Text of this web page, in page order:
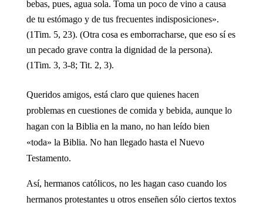
bebas, pues, agua sola. Toma un poco de vino a causa
de tu estómago y de tus frecuentes indisposiciones».
(1Tim. 5, 23). (Otra cosa es emborracharse, que eso sí es
un pecado grave contra la dignidad de la persona).
(1Tim. 3, 3-8; Tit. 2, 3).
Queridos amigos, está claro que quienes hacen
problemas en cuestiones de comida y bebida, aunque lo
hagan con la Biblia en la mano, no han leído bien
«toda» la Biblia. No han llegado hasta el Nuevo
Testamento.
Así, hermanos católicos, no les hagan caso cuando los
hermanos protestantes u otros enseñen sólo ciertos textos